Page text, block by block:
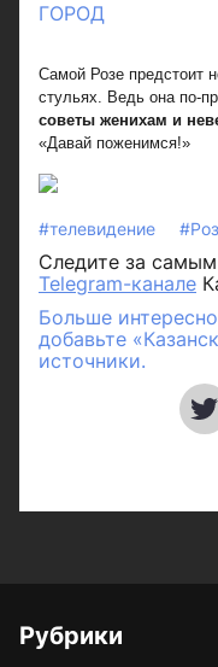
ГОРОД
Самой Розе предстоит
стульях. Ведь она по-
советы женихам и
«Давай поженимся!»
#телевидение
Следите за
Telegram-канале
Больше
добавьте
источники.
Рубрики